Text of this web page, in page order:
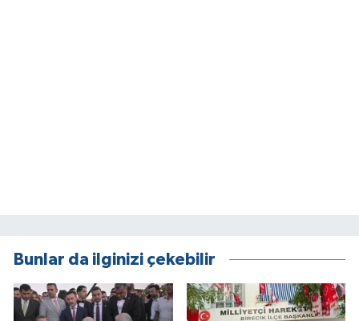
Bunlar da ilginizi çekebilir